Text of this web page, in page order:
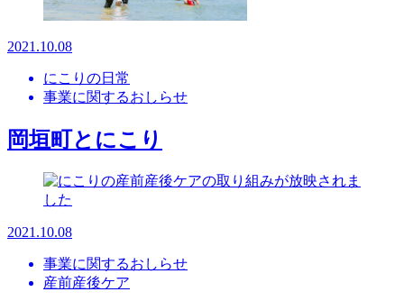
2021.10.08
にこりの日常
事業に関するおしらせ
岡垣町とにこり
2021.10.08
事業に関するおしらせ
産前産後ケア